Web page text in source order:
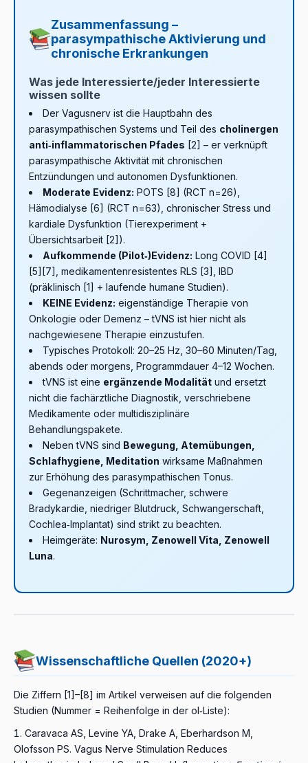
Placebo‑Kontrollansatz. Große randomisierte,
doppelblinde RCTs sind notwendig, um verbindliche
Aussagen zu treffen. Long COVID wird derzeit
Physiotherapie, Psychologie) – tVNS ist hier ebenfalls
eine ergänzende Option.
akutem Stress, körperlicher Aktivität oder während
Telefon-/Bildschirmnutzung – in diesen Situationen
dominiert das sympathische System und die
parasympathische Aktivierung ist weniger effektiv.
sick‑sinus‑Syndrom kann dies gefährlich sein.
Pacemaker, ICD oder andere implantierte
Neurostimulatoren bergen das Risiko elektrischer
Interferenzen. Detaillierte Hinweise finden Sie im Artikel
Elektrische Behandlung und Implantate
Zusammenfassung –
parasympathische Aktivierung und
chronische Erkrankungen
Was jede Interessierte/jeder Interessierte
wissen sollte
Der Vagusnerv ist die Hauptbahn des
parasympathischen Systems und Teil des cholinergen
anti‑inflammatorischen Pfades [2] – er verknüpft
parasympathische Aktivität mit chronischen
Entzündungen und autonomen Dysfunktionen.
Moderate Evidenz: POTS [8] (RCT n=26),
Hämodialyse [6] (RCT n=63), chronischer Stress und
kardiale Dysfunktion (Tierexperiment +
Übersichtsarbeit [2]).
Aufkommende (Pilot‑)Evidenz: Long COVID [4]
[5][7], medikamentenresistentes RLS [3], IBD
(präklinisch [1] + laufende humane Studien).
KEINE Evidenz: eigenständige Therapie von
Onkologie oder Demenz – tVNS ist hier nicht als
nachgewiesene Therapie einzustufen.
Typisches Protokoll: 20–25 Hz, 30–60 Minuten/Tag,
abends oder morgens, Programmdauer 4–12 Wochen.
tVNS ist eine ergänzende Modalität und ersetzt
nicht die fachärztliche Diagnostik, verschriebene
Medikamente oder multidisziplinäre
Behandlungspakete.
Neben tVNS sind Bewegung, Atemübungen,
Schlafhygiene, Meditation wirksame Maßnahmen
zur Erhöhung des parasympathischen Tonus.
Gegenanzeigen (Schrittmacher, schwere
Bradykardie, niedriger Blutdruck, Schwangerschaft,
Cochlea‑Implantat) sind strikt zu beachten.
Heimgeräte: Nurosym, Zenowell Vita, Zenowell
Luna.
Wissenschaftliche Quellen (2020+)
Die Ziffern [1]–[8] im Artikel verweisen auf die folgenden
Studien (Nummer = Reihenfolge in der ol‑Liste):
Caravaca AS, Levine YA, Drake A, Eberhardson M,
Olofsson PS. Vagus Nerve Stimulation Reduces